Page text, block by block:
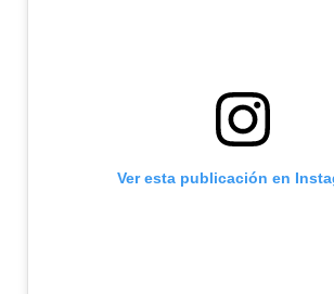
Ver esta publicación en